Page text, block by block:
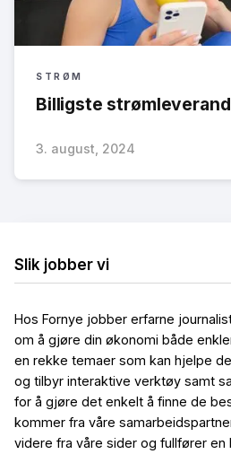
STRØM
Billigste
3. august, 2024
Slik jobber vi
Hos Fornye jobber erfarne
om å gjøre din økonomi både
en rekke temaer som kan hjelpe
og tilbyr interaktive verktøy samt
for å gjøre det enkelt å finne de
kommer fra våre
videre fra våre sider og fullfører en